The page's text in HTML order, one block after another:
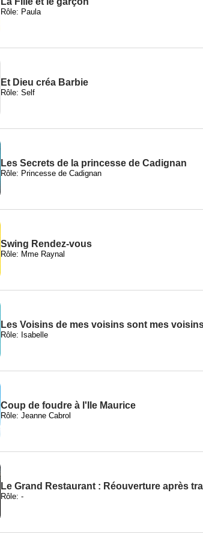
Rôle: Paula
Et Dieu créa Barbie
Rôle: Self
Les Secrets de la princesse de Cadignan
Rôle: Princesse de Cadignan
Swing Rendez-vous
Rôle: Mme Raynal
Les Voisins de mes voisins sont mes
Rôle: Isabelle
Coup de foudre à l'Ile Maurice
Rôle: Jeanne Cabrol
Le Grand Restaurant : Réouverture après
Rôle: -